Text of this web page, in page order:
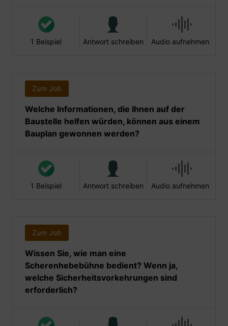
1 Beispiel Antwort schreiben Audio aufnehmen
Zum Job
Welche Informationen, die Ihnen auf der
Baustelle helfen würden, können aus einem
Bauplan gewonnen werden?
1 Beispiel Antwort schreiben Audio aufnehmen
Zum Job
Wissen Sie, wie man eine
Scherenhebebühne bedient? Wenn ja,
welche Sicherheitsvorkehrungen sind
erforderlich?